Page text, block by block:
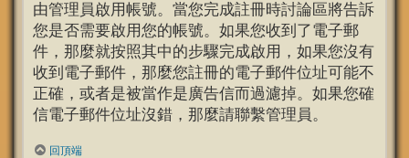
由管理員啟用帳號。當您完成註冊時討論區將告訴
您是否需要啟用您的帳號。如果您收到了電子郵
件，那麼就按照其中的步驟完成啟用，如果您沒有
收到電子郵件，那麼您註冊的電子郵件位址可能不
正確，或者是被當作是廣告信而過濾掉。如果您確
信電子郵件位址沒錯，那麼請聯繫管理員。
回頂端